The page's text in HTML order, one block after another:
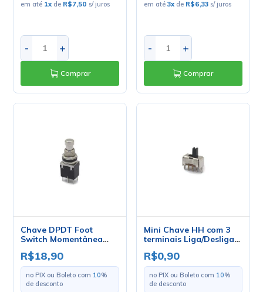
em até 1x de R$7,50 s/ juros
- +
Comprar
em até3x de R$6,33 s/ juros
- +
Comprar
Chave DPDT Foot
Switch Momentânea
Terminais PCI - PBS-24-
212P
R$18,90
no PIX ou Boleto com 10%
de desconto
Mini Chave HH com 3
terminais Liga/Desliga
SS12D07
R$0,90
no PIX ou Boleto com 10%
de desconto